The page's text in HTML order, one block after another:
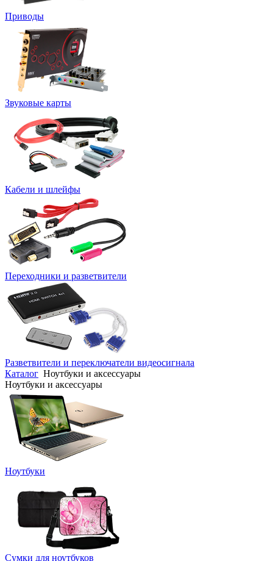
Приводы
Звуковые карты
Кабели и шлейфы
Переходники и разветвители
Разветвители и переключатели видеосигнала
Каталог Ноутбуки и аксессуары
Ноутбуки и аксессуары
Ноутбуки
Сумки для ноутбуков